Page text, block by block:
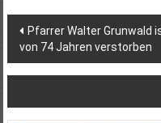
Pfarrer Walter Grunwald
von 74 Jahren verstorben